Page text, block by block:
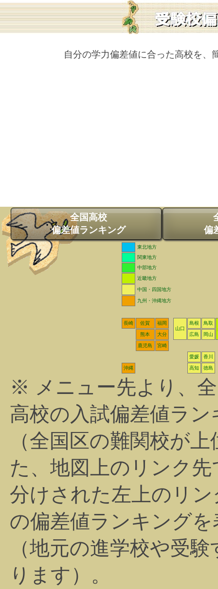
自分の学力偏差値に合った高校を、
全国高校
偏差値ランキング
偏
東北地方
関東地方
中部地方
近畿地方
中国・四国地方
九州・沖縄地方
長崎 佐賀
福岡
山口
島根
鳥取
熊本
大分 広島 岡山
鹿児島 宮崎
愛媛 香川
沖縄 高知 徳島
※ メニュー先より、
高校の入試偏差値ラ
（全国区の難関校が
た、地図上のリンク
分けされた左上のリ
の偏差値ランキング
（地元の進学校や受
ります）。